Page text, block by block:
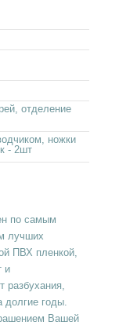
отделение
ножки
- 2шт
по самым
лучших
ПВХ пленкой,
и
разбухания,
долгие годы.
Вашей